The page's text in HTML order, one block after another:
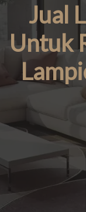
Jual
Untuk